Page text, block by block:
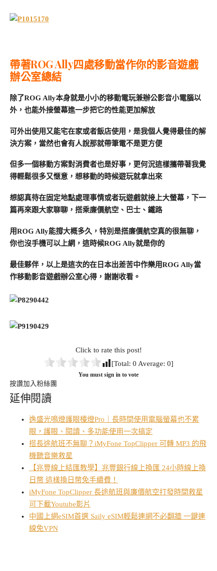
帶著ROG Ally四處移動當作你的影音遊戲
辦公室總結
除了ROG Ally本身就是小小的移動電玩兼辦公影音小電腦以
外，也能外接螢幕進一步把它的性能更加解放
可外出使用又能宅在家或者飯店使用，是我個人覺得最佳的解
決方案，當然也會有人說那就帶筆電不是更方便
但多一個移動方案對消費者也是好事，更何況這樣攜帶著我覺
得輕鬆很多又愜意，想移動的時候遊玩就拿出來
想認真待在固定地點處理事情或者玩遊戲就接上大螢幕，下一
篇再來跟大家聊聊，搭乘廉價航空、巴士、鐵路
用ROG Ally能撐大概多久，特別是搭廉價航空真的很無聊，
你也沒手機可以上網，這時候ROG Ally就是你的
最佳夥伴，以上是這次的在日本出差苦中作樂用ROG Ally當
作移動影音遊戲辦公室心得，謝謝收看。
Click to rate this post!
[Total: 0 Average: 0]
You must sign in to vote
按讚加入粉絲團
延伸閱讀
逸盛光鳴燈護眼檯燈Pro｜長時間使用電腦螢幕也不累
眼，護眼、閱讀、多功能使用一次搞定
搭長途航班不無聊？iMyFone TopClipper 可轉 MP3 的飛
機聽音樂救星
【兆豐線上結匯教學】兆豐銀行線上換匯 24小時線上換
日幣 這樣換日幣免手續費！
iMyFone TopClipper 長途航班與廉價航空打發時間救星
可下載Youtube影片
中國上網eSIM首選 Saily eSIM輕鬆連網不必翻牆 一鍵連
線免VPN